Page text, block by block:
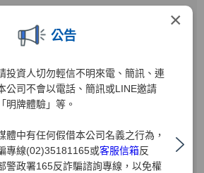
×
公告
投資人切勿輕信不明來電、簡訊、連
公司不會以電話、簡訊或LINE邀請
明牌體驗」等。
體中有任何假借本公司名義之行為，
專線(02)35181165或客服信箱反
警政署165反詐騙諮詢專線，以免權
開資訊觀測站
入公開資訊觀測站後
入公司代碼：000980
下[搜尋]